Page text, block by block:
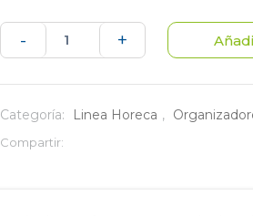
-
Canasta
en
+
Categoría: Linea Horeca ,
Compartir: